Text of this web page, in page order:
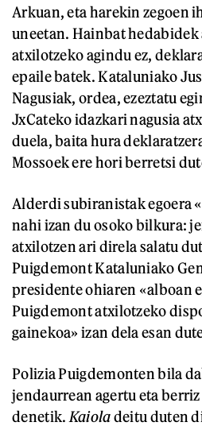
Arkuan, eta harekin zegoen
uneetan. Hainbat
atxilotzeko agindu ez,
epaile batek. Kataluniako
Nagusiak, ordea, ezeztatu
JxCateko idazkari nagusia
duela, baita hura
Mossoek ere hori berretsi
Alderdi subiranistak egoera
nahi izan du osoko bilkura:
atxilotzen ari direla salatu
Puigdemont Kataluniako
presidente ohiaren «alboan
Puigdemont atxilotzeko
gainekoa» izan dela esan
Polizia Puigdemonten bila
jendaurrean agertu eta berriz
denetik. Kaioladeitu duten